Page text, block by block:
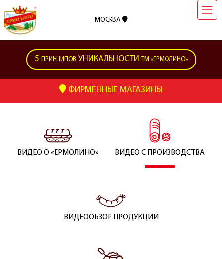
МОСКВА
5 ПРИНЦИПОВ УНИКАЛЬНОСТИ ТМ «ЕРМОЛИНО»
ФИРМЕННЫЕ МАГАЗИНЫ
ВИДЕО О «ЕРМОЛИНО» ВИДЕО С ПРОИЗВОДСТВА
ВИДЕООБЗОР ПРОДУКЦИИ